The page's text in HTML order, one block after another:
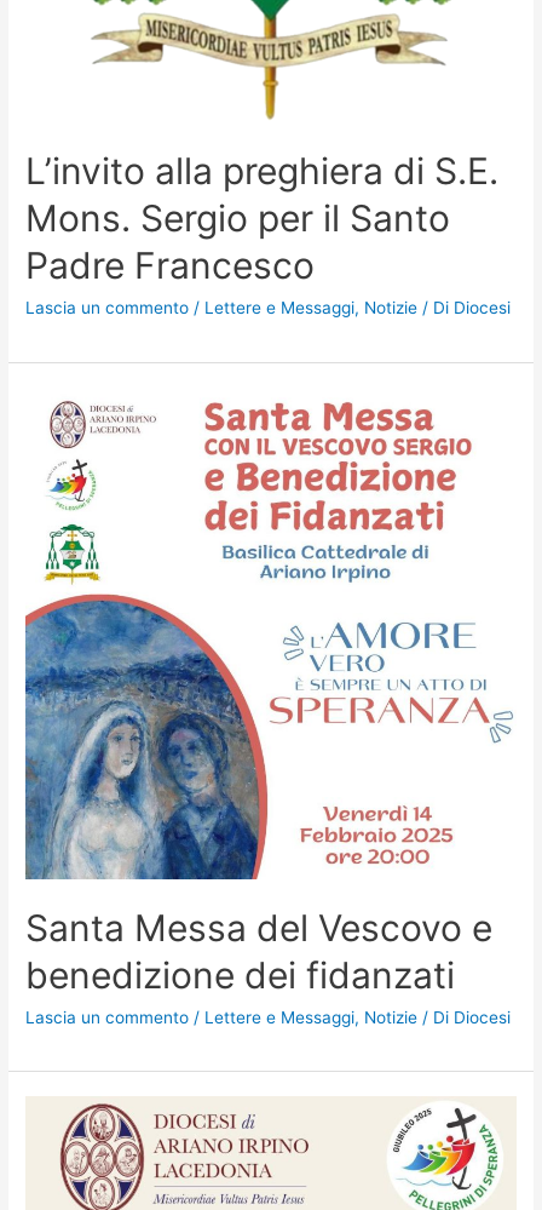
L’invito alla preghiera di S.E.
Mons. Sergio per il Santo
Padre Francesco
Lascia un commento / Lettere e Messaggi, Notizie / Di Diocesi
Santa Messa del Vescovo e
benedizione dei fidanzati
Lascia un commento / Lettere e Messaggi, Notizie / Di Diocesi